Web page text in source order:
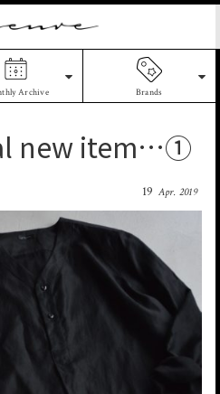
Archive Brands
new item…①
19 Apr. 2019